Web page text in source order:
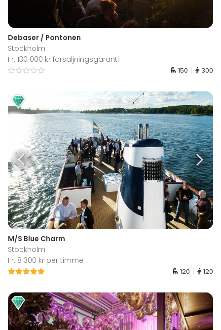
Debaser / Pontonen
Stockholm
Fr. 130 000 kr försäljningsgaranti
150 300
M/S Blue Charm
Stockholm
Fr. 8 300 kr per timme
120 120